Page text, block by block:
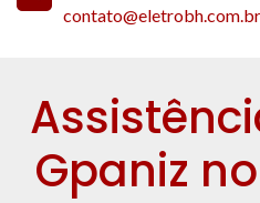
contato@eletrobh.com.br
Gpaniz